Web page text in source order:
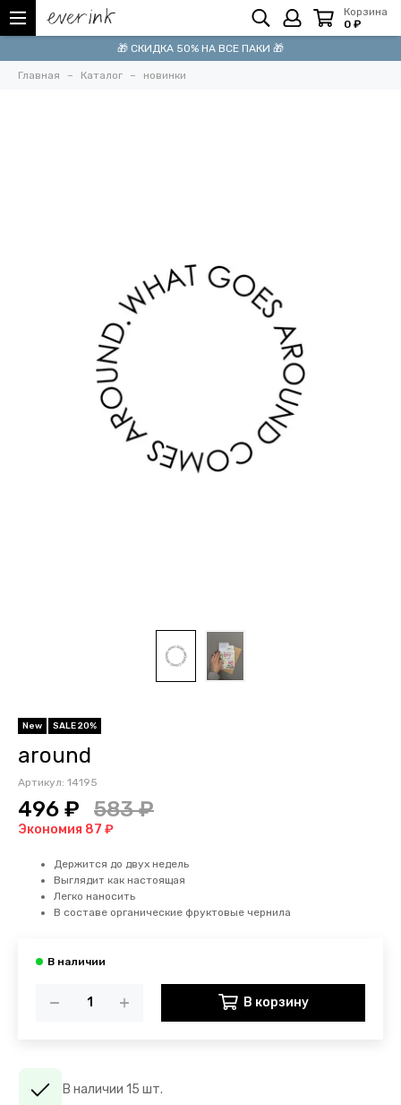
Корзина
0 ₽
🎁 СКИДКА 50% НА ВСЕ ПАКИ 🎁
Главная Каталог новинки
New SALE 20%
around
Артикул: 14195
496 ₽ 583 ₽
Экономия 87 ₽
Держится до двух недель
Выглядит как настоящая
Легко наносить
В составе органические фруктовые чернила
В корзину
В наличии 15 шт.